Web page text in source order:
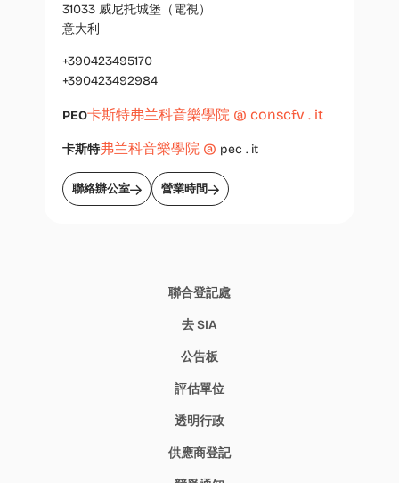
31033 威尼托城堡（電視）
意大利
+390423495170
+390423492984
PEO卡斯特弗兰科音樂學院 @ conscfv . it
卡斯特弗兰科音樂學院 @ pec . it
聯絡辦公室 營業時間
聯合登記處
去 SIA
公告板
評估單位
透明行政
供應商登記